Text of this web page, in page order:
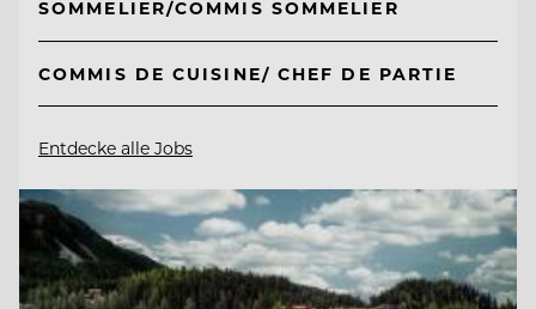
SOMMELIER/COMMIS SOMMELIER
COMMIS DE CUISINE/ CHEF DE PARTIE
Entdecke alle Jobs